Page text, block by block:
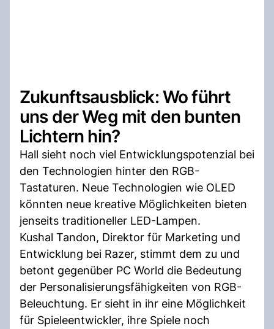
Zukunftsausblick: Wo führt
uns der Weg mit den bunten
Lichtern hin?
Hall sieht noch viel Entwicklungspotenzial bei
den Technologien hinter den RGB-
Tastaturen. Neue Technologien wie OLED
könnten neue kreative Möglichkeiten bieten
jenseits traditioneller LED-Lampen.
Kushal Tandon, Direktor für Marketing und
Entwicklung bei Razer, stimmt dem zu und
betont gegenüber PC World die Bedeutung
der Personalisierungsfähigkeiten von RGB-
Beleuchtung. Er sieht in ihr eine Möglichkeit
für Spieleentwickler, ihre Spiele noch